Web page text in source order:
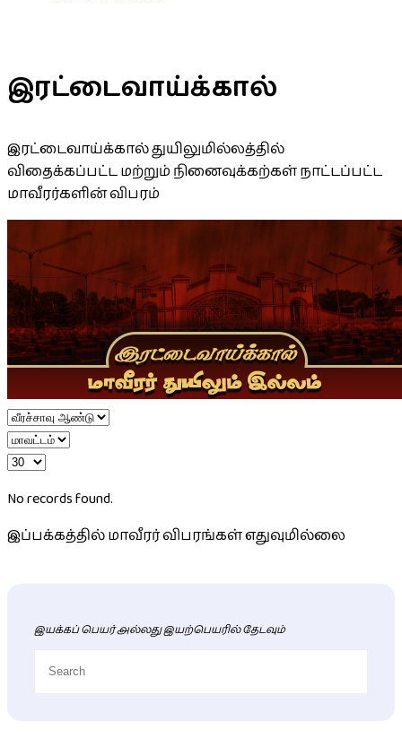
இரட்டைவாய்க்கால்
இரட்டைவாய்க்கால் துயிலுமில்லத்தில்
விதைக்கப்பட்ட மற்றும் நினைவுக்கற்கள் நாட்டப்பட்ட
மாவீரர்களின் விபரம்
No records found.
இப்பக்கத்தில் மாவீரர் விபரங்கள் எதுவுமில்லை
இயக்கப் பெயர் அல்லது இயற்பெயரில் தேடவும்